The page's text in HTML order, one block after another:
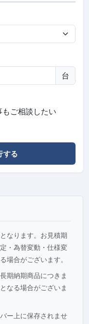
台
もご相談したい
する
なります。お見積期
・為替変動・仕様変
場合がございます。
期納期商品につきま
なる場合がございま
ー上に保存されませ